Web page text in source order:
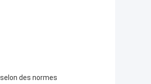
des normes